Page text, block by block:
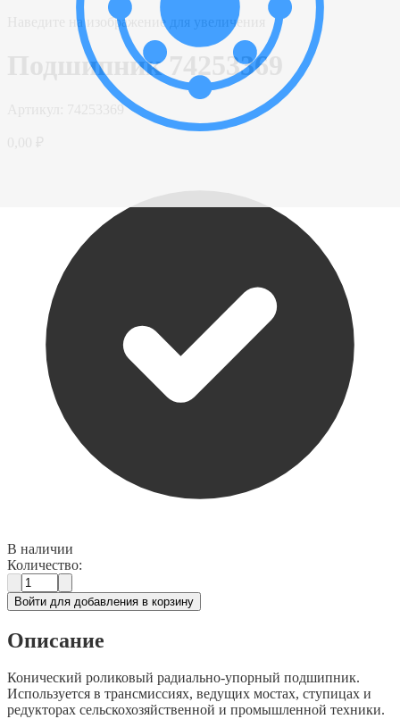
Наведите на изображение для увеличения
Подшипник 74253369
74253369
В наличии
Количество:
Войти для добавления в корзину
Описание
Конический роликовый радиально-упорный подшипник.
Используется в трансмиссиях, ведущих мостах, ступицах и
редукторах сельскохозяйственной и промышленной техники.